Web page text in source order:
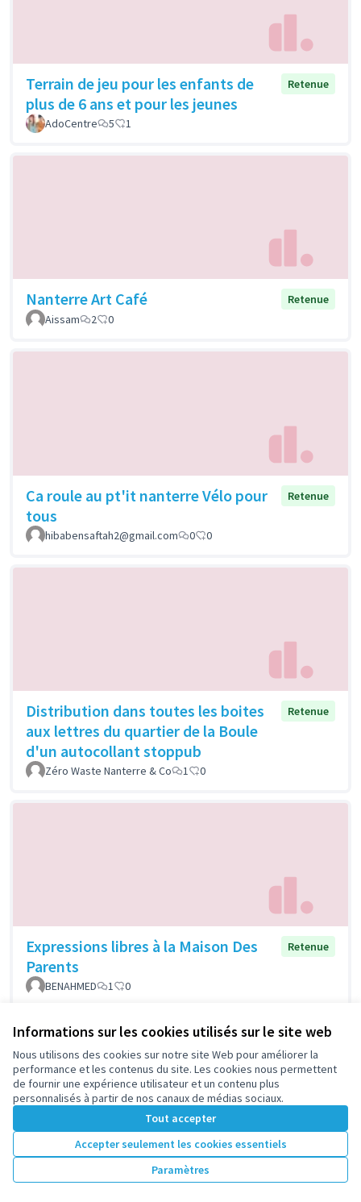
Informations sur les cookies utilisés sur le site web
Nous utilisons des cookies sur notre site Web pour améliorer la
performance et les contenus du site. Les cookies nous permettent
de fournir une expérience utilisateur et un contenu plus
personnalisés à partir de nos canaux de médias sociaux.
Tout accepter
Accepter seulement les cookies essentiels
Paramètres
Terrain de jeu pour les enfants de
plus de 6 ans et pour les jeunes
Retenue
AdoCentre 5 1
Nanterre Art Café
Retenue
Aissam
2 0
Ca roule au pt'it nanterre Vélo pour
tous
Retenue
hibabensaftah2@gmail.com 0 0
Distribution dans toutes les boites
aux lettres du quartier de la Boule
d'un autocollant stoppub
Retenue
Zéro Waste Nanterre & Co 1 0
Expressions libres à la Maison Des
Parents
Retenue
BENAHMED 1 0
Résultats par page : 50
1 2
Voir toutes les propositions retirées